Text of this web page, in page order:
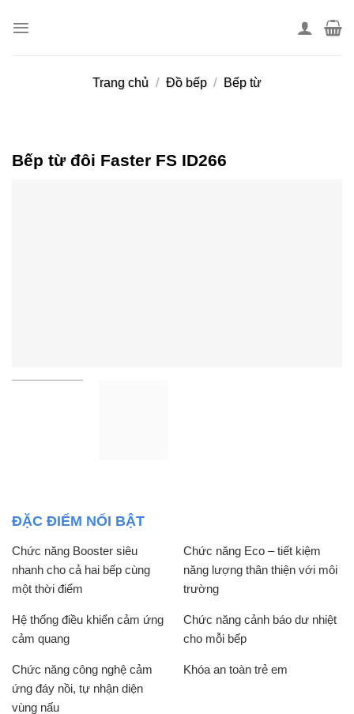
Trang chủ / Đồ bếp / Bếp từ
Bếp từ đôi Faster FS ID266
ĐẶC ĐIỂM NỔI BẬT
Chức năng Booster siêu
nhanh cho cả hai bếp cùng
một thời điểm
Chức năng Eco – tiết kiệm
năng lượng thân thiện với môi
trường
Hệ thống điều khiển cảm ứng
cảm quang
Chức năng cảnh báo dư nhiệt
cho mỗi bếp
Chức năng công nghệ cảm
ứng đáy nồi, tự nhận diện
vùng nấu
Khóa an toàn trẻ em